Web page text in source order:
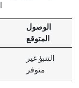
الوصول
المتوقع
التنبؤ غير
متوفر